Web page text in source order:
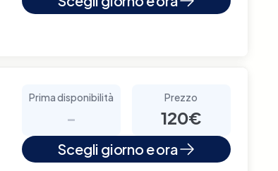
Prima disponibilità
-
Prezzo
120€
Scegli giorno e ora